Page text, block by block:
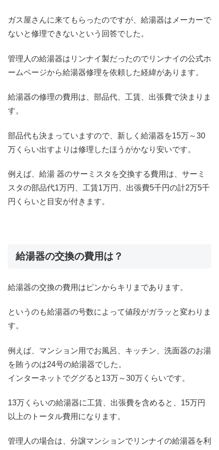
ガス屋さんに来てもらったのですが、給湯器はメーカーで
ないと修理できないという回答でした。
管理人の給湯器はリンナイ製だったのでリンナイの公式ホ
ームページから給湯器修理を依頼した経緯があります。
給湯器の修理の費用は、部品代、工賃、出張費で決まりま
す。
部品代も決まっていますので、新しく給湯器を15万～30
万くらい出すよりは修理したほうがかなり安いです。
例えば、給湯 器のサーミスタを交換する費用は、サーミ
スタの部品代1万円、工賃1万円、出張費5千円の計2万5千
円くらいと目安が付きます。
給湯器の交換の費用は？
給湯器の交換の費用はピンからキリまであります。
というのも給湯器の号数によって値段がガラッと変わりま
す。
例えば、マンション用でお風呂、キッチン、洗面器のお湯
を賄うのは24号の給湯器でした。
インターネットでググると13万～30万くらいです。
13万くらいの給湯器に工賃、出張費を含めると、15万円
以上のトータル費用になります。
管理人の場合は、分譲マンションでリンナイの給湯器を利